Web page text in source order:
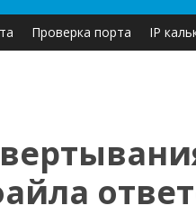
Проверка порта IP